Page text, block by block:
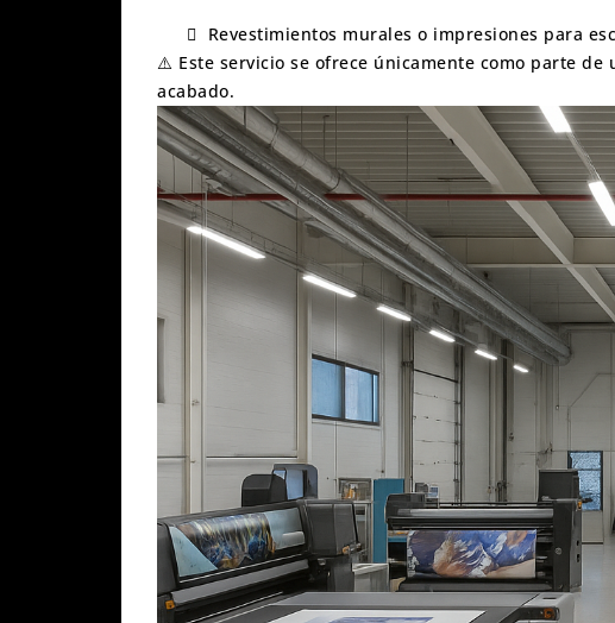
Revestimientos murales o impresiones para
⚠️ Este servicio se ofrece únicamente como parte de
acabado.